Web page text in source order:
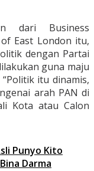
dari Business
East London itu,
dengan Partai
guna maju
itu dinamis,
arah PAN di
Kota atau Calon
Punyo Kito
Darma